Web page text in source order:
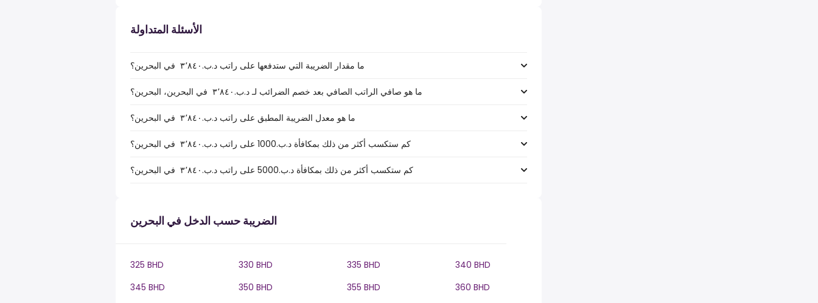
الأسئلة المتداولة
ما مقدار الضريبة التي ستدفعها على راتب د.ب.‏٣٬٨٤٠ ‏ في البحرين؟
ما هو صافي الراتب الصافي بعد خصم الضرائب لـ د.ب.‏٣٬٨٤٠ ‏ في البحرين، البحرين؟
ما هو معدل الضريبة المطبق على راتب د.ب.‏٣٬٨٤٠ ‏ في البحرين؟
كم ستكسب أكثر من ذلك بمكافأة د.ب.1000 على راتب د.ب.‏٣٬٨٤٠ ‏ في البحرين؟
كم ستكسب أكثر من ذلك بمكافأة د.ب.5000 على راتب د.ب.‏٣٬٨٤٠ ‏ في البحرين؟
الضريبة حسب الدخل في البحرين
325 BHD 330 BHD 335 BHD
340 BHD
345 BHD
350 BHD 355 BHD
360 BHD